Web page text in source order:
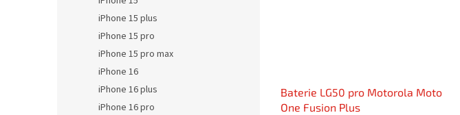
iPhone 15 plus
iPhone 15 pro
iPhone 15 pro max
iPhone 16
iPhone 16 plus
iPhone 16 pro
Baterie LG50 pro Motorola Moto
One Fusion Plus